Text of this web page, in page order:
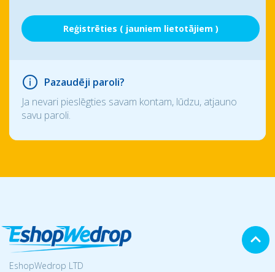
Pazaudēji paroli?
Ja nevari pieslēgties savam kontam, lūdzu, atjauno
savu paroli.
EshopWedrop LTD